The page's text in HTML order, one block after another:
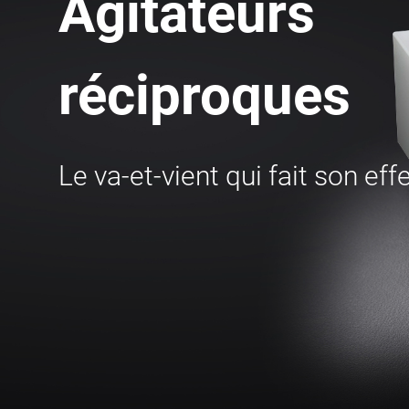
réciproques
Le va-et-vient qui fait son